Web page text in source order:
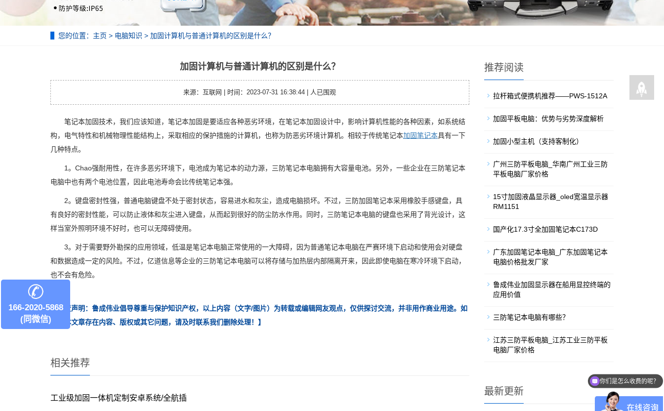
您的位置： 主页 > 电脑知识 > 加固计算机与普通计算机的区别是什么？
加固计算机与普通计算机的区别是什么？
来源：互联网 | 时间：2023-07-31 16:38:44 | 人已围观
笔记本加固技术，我们应该知道，笔记本加固是要适应各种恶劣环境，在笔记本加固设计中，影响计算机性能的各种因素，如系统结
构，电气特性和机械物理性能结构上，采取相应的保护措施的计算机，也称为防恶劣环境计算机。相较于传统笔记本加固笔记本具有一下
几种特点。
1。Chao强耐用性，在许多恶劣环境下，电池成为笔记本的动力源，三防笔记本电脑拥有大容量电池。另外，一些企业在三防笔记本
电脑中也有两个电池位置，因此电池寿命会比传统笔记本强。
2。键盘密封性强，普通电脑键盘不处于密封状态，容易进水和灰尘，造成电脑损坏。不过，三防加固笔记本采用橡胶手感键盘，具
有良好的密封性能，可以防止液体和灰尘进入键盘，从而起到很好的防尘防水作用。同时，三防笔记本电脑的键盘也采用了背光设计，这
样当室外照明环境不好时，也可以无障碍使用。
3。对于需要野外勘探的应用领域，低温是笔记本电脑正常使用的一大障碍，因为普通笔记本电脑在严赛环境下启动和使用会对硬盘
和数据造成一定的风险。不过，亿道信息等企业的三防笔记本电脑可以将存储与加热层内部隔离开来，因此即使电脑在寒冷环境下启动，
也不会有危险。
【免责声明：鲁成伟业倡导尊重与保护知识产权，以上内容（文字/图片）为转载或编辑网友观点，仅供探讨交流，并非用作商业用途。如
发现本文章存在内容、版权或其它问题，请及时联系我们删除处理！】
相关推荐
工业级加固一体机定制安卓系统/全航插
推荐阅读
拉杆箱式便携机推荐——PWS-1512A
加固平板电脑：优势与劣势深度解析
加固小型主机（支持客制化）
广州三防平板电脑_华南广州工业三防
平板电脑厂家价格
15寸加固液晶显示器_oled宽温显示器
RM1151
国产化17.3寸全加固笔记本C173D
广东加固笔记本电脑_广东加固笔记本
电脑价格批发厂家
鲁成伟业加固显示器在船用显控终端的
应用价值
三防笔记本电脑有哪些？
江苏三防平板电脑_江苏工业三防平板
电脑厂家价格
最新更新
166-2020-5868
(同微信)
你们是怎么收费的呢？